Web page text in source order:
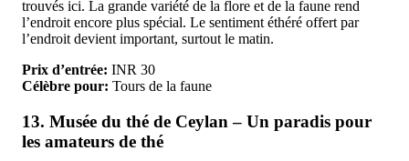
trouvés ici. La grande variété de la flore et de la faune rend
l’endroit encore plus spécial. Le sentiment éthéré offert par
l’endroit devient important, surtout le matin.
Prix d’entrée: INR 30
Célèbre pour: Tours de la faune
13. Musée du thé de Ceylan – Un paradis pour
les amateurs de thé